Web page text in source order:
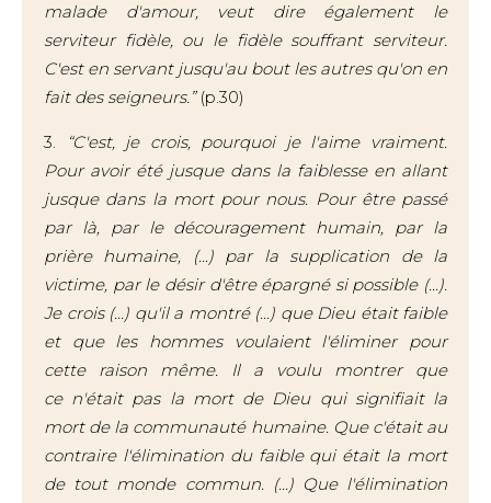
malade d'amour, veut dire également le
serviteur fidèle, ou le fidèle souffrant serviteur.
C'est en servant jusqu'au bout les autres qu'on en
fait des seigneurs.”(p.30)
3.
“C'est, je crois, pourquoi je l'aime vraiment.
Pour avoir été jusque dans la faiblesse en allant
jusque dans la mort pour nous. Pour être passé
par là, par le découragement humain, par la
prière humaine, (...) par la supplication de la
victime, par le désir d'être épargné si possible (...).
Je crois (...) qu'il a montré (...) que Dieu était faible
et que les hommes voulaient l'éliminer pour
cette raison même. Il a voulu montrer que
ce n'était pas la mort de Dieu qui signifiait la
mort de la communauté humaine. Que c'était au
contraire l'élimination du faible qui était la mort
de tout monde commun. (...) Que l'élimination